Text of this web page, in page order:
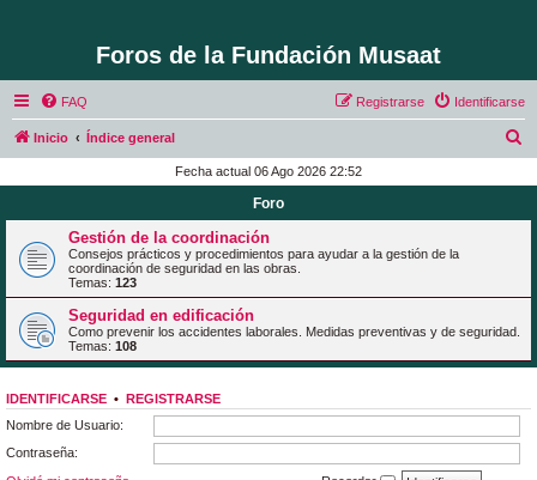
Foros de la Fundación Musaat
FAQ Identificarse
Registrarse
Inicio Índice general
c
Fecha actual 06 Ago 2026 22:52
Foro
Gestión de la coordinación
Consejos prácticos y procedimientos para ayudar a la gestión de la
coordinación de seguridad en las obras.
Temas: 123
Seguridad en edificación
Como prevenir los accidentes laborales. Medidas preventivas y de seguridad.
Temas: 108
IDENTIFICARSE • REGISTRARSE
Nombre de Usuario:
Contraseña: